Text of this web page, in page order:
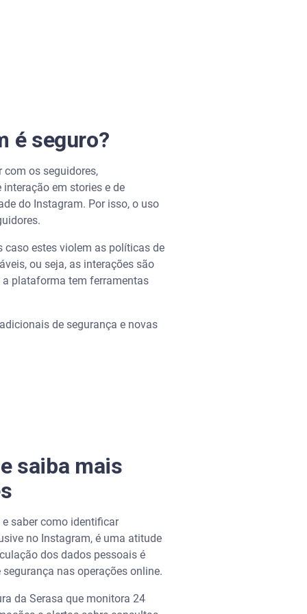
é seguro?
com os seguidores,
em stories e de
do Instagram. Por isso, o uso
caso estes violem as políticas de
ou seja, as interações são
plataforma tem ferramentas
de segurança e novas
saiba mais
saber como identificar
no Instagram, é uma atitude
dos dados pessoais é
nas operações online.
da Serasa que monitora 24